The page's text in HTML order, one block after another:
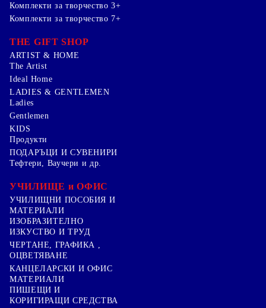
Комплекти за творчество 3+
Комплекти за творчество 7+
THE GIFT SHOP
ARTIST & HOME
The Artist
Ideal Home
LADIES & GENTLEMEN
Ladies
Gentlemen
KIDS
Продукти
ПОДАРЪЦИ И СУВЕНИРИ
Тефтери, Ваучери и др.
УЧИЛИЩЕ и ОФИС
УЧИЛИЩНИ ПОСОБИЯ И
МАТЕРИАЛИ
ИЗОБРАЗИТЕЛНО
ИЗКУСТВО И ТРУД
ЧЕРТАНЕ, ГРАФИКА ,
ОЦВЕТЯВАНЕ
КАНЦЕЛАРСКИ И ОФИС
МАТЕРИАЛИ
ПИШЕЩИ И
КОРИГИРАЩИ СРЕДСТВА